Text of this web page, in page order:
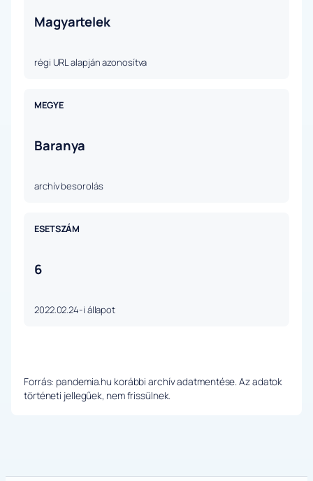
Magyartelek
régi URL alapján azonosítva
MEGYE
Baranya
archív besorolás
ESETSZÁM
6
2022.02.24-i állapot
Forrás: pandemia.hu korábbi archív adatmentése. Az adatok
történeti jellegűek, nem frissülnek.